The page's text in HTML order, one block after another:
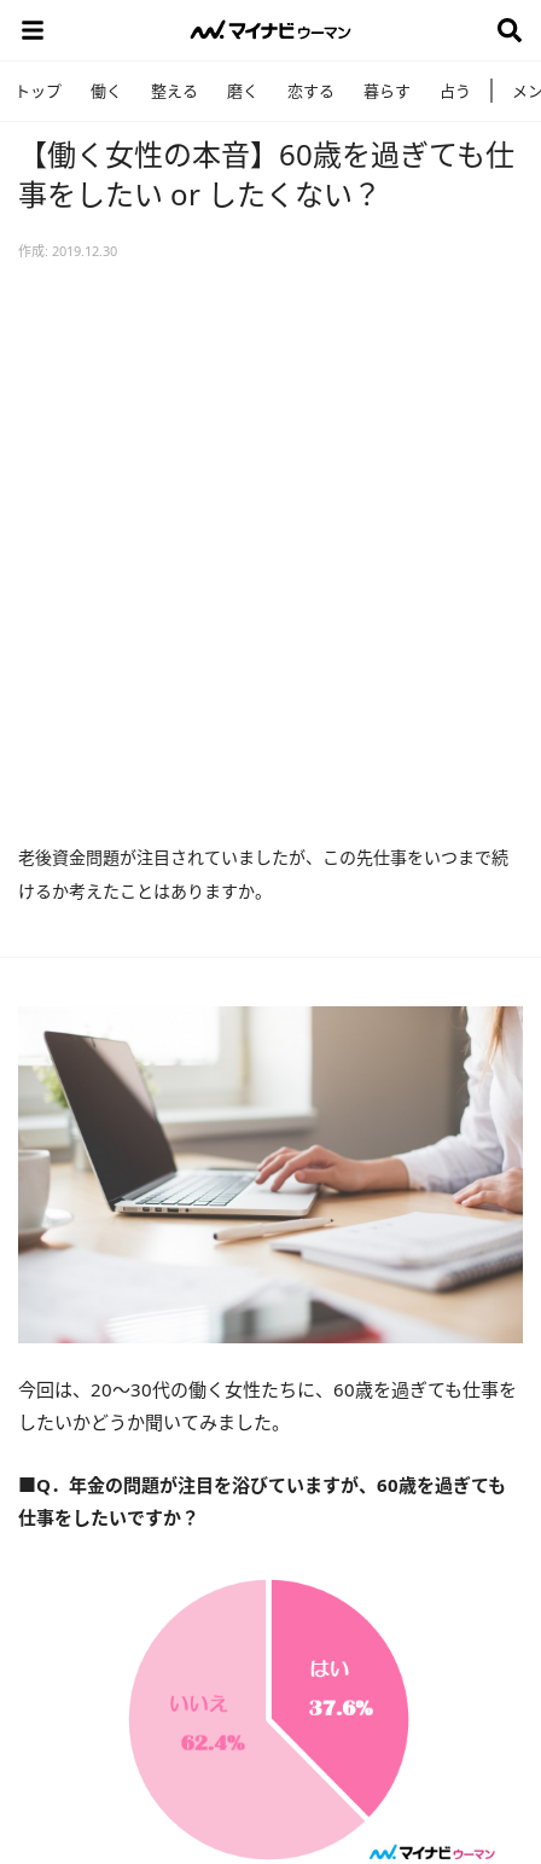
トップ 働く 整える 磨く 恋する 暮らす 占う メ
【働く女性の本音】60歳を過ぎても仕
事をしたい or したくない？
作成: 2019.12.30
老後資金問題が注目されていましたが、この先仕事をいつまで続
けるか考えたことはありますか。
今回は、20～30代の働く女性たちに、60歳を過ぎても仕事を
したいかどうか聞いてみました。
■Q．年金の問題が注目を浴びていますが、60歳を過ぎても
仕事をしたいですか？